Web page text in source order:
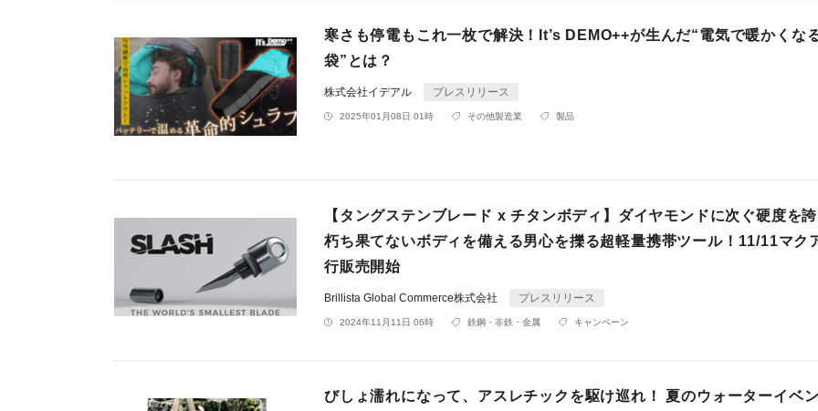
寒さも停電もこれ一枚で解決！It’s DEMO++が生んだ“電気で暖かくな
袋”とは？
株式会社イデアル プレスリリース
2025年01月08日 01時 その他製造業 製品
【タングステンブレード x チタンボディ】ダイヤモンドに次ぐ硬度を
朽ち果てないボディを備える男心を擽る超軽量携帯ツール！11/11マク
行販売開始
Brillista Global Commerce株式会社 プレスリリース
2024年11月11日 06時 鉄鋼・非鉄・金属 キャンペーン
びしょ濡れになって、アスレチックを駆け巡れ！ 夏のウォーターイベ